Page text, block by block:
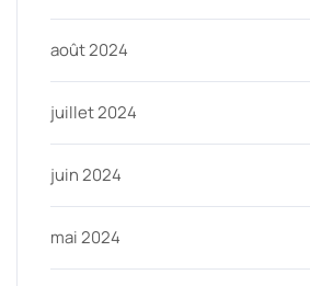
août 2024
juillet 2024
juin 2024
mai 2024